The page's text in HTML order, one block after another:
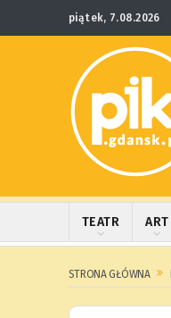
piątek, 7.08.2026
TEATR ART
STRONA GŁÓWNA